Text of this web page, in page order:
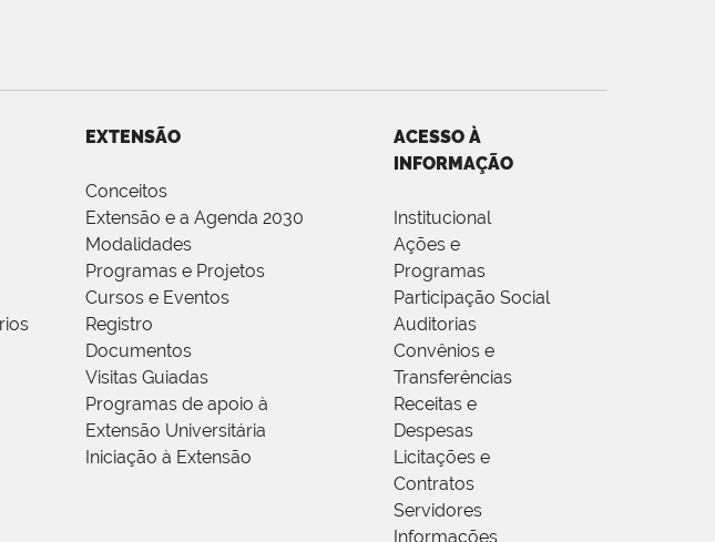
EXTENSÃO
Conceitos
Extensão e a Agenda 2030
Modalidades
Programas e Projetos
Cursos e Eventos
Registro
Documentos
Visitas Guiadas
Programas de apoio à
Extensão Universitária
Iniciação à Extensão
ACESSO À
INFORMAÇÃO
Institucional
Ações e
Programas
Participação Social
Auditorias
Convênios e
Transferências
Receitas e
Despesas
Licitações e
Contratos
Servidores
Informações